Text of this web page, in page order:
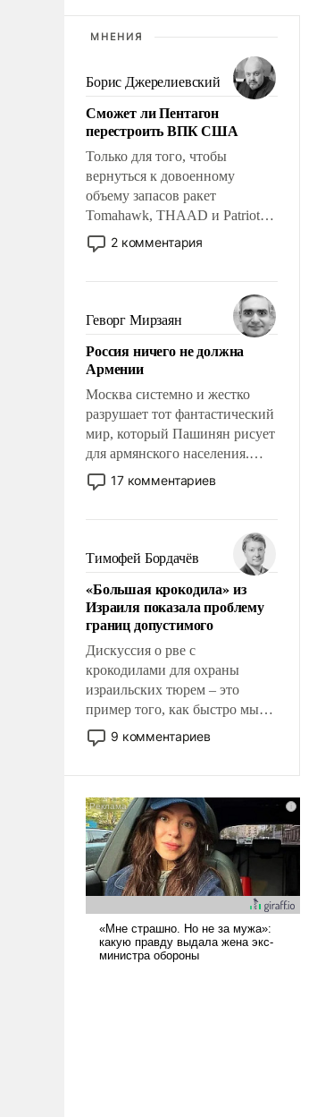
МНЕНИЯ
Борис Джерелиевский
Сможет ли Пентагон
перестроить ВПК США
Только для того, чтобы
вернуться к довоенному
объему запасов ракет
Tomahawk, THAAD и Patriot
США потребуется более трех
лет. Даже небольшая война с
Сложившаяся ситуация
означает многолетний период
уязвимости США, например,
перед Китаем.
2 комментария
Геворг Мирзаян
Россия ничего не должна
Армении
Москва системно и жестко
разрушает тот фантастический
мир, который Пашинян рисует
для армянского населения.
Мир, где политические
прожекты будут безусловно
налогоплательщиков и где
Еревану за свои поступки не
нужно отвечать.
17 комментариев
Тимофей Бордачёв
«Большая крокодила» из
Израиля показала проблему
границ допустимого
Дискуссия о рве с
крокодилами для охраны
израильских тюрем – это
пример того, как быстро мы
двигаемся по пути
революционных изменений.
псевдонаучной фантастики,
стало всерьез обсуждаемой
идеей.
9 комментариев